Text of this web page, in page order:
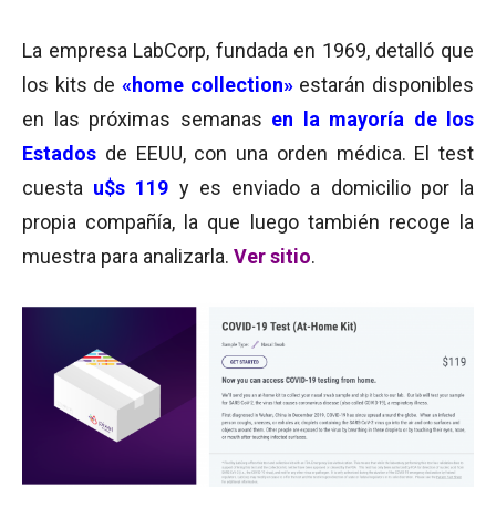
La empresa LabCorp, fundada en 1969, detalló que
los kits de «home collection»estarán disponibles
en las próximas semanas en la mayoría de los
Estados de EEUU, con una orden médica. El test
cuesta u$s 119 y es enviado a domicilio por la
propia compañía, la que luego también recoge la
muestra para analizarla. Ver sitio.